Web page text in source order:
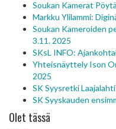
Soukan Kamerat
Markku Ylilammi:
Soukan Kameroiden
3.11. 2025
SKsL INFO:
Yhteisnäyttely Ison
2025
SK Syysretki
SK Syyskauden
Olet tässä